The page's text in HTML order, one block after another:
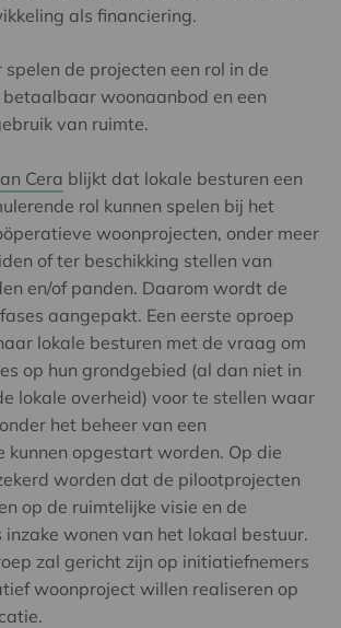
als financiering.
spelen de projecten een rol in de
woonaanbod en een
van ruimte.
Cera blijkt dat lokale besturen een
rol kunnen spelen bij het
woonprojecten, onder meer
of ter beschikking stellen van
en/of panden. Daarom wordt de
aangepakt. Een eerste oproep
lokale besturen met de vraag om
op hun grondgebied (al dan niet in
lokale overheid) voor te stellen waar
het beheer van een
kunnen opgestart worden. Op die
worden dat de pilootprojecten
op de ruimtelijke visie en de
wonen van het lokaal bestuur.
zal gericht zijn op initiatiefnemers
woonproject willen realiseren op